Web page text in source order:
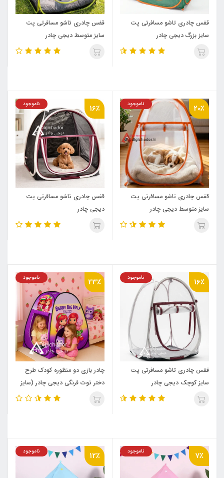
قفس چادری تاشو مسافرتی پت
سایز بزرگ دیجی چادر
قفس چادری تاشو مسافرتی پت
سایز متوسط دیجی چادر
20٪ ناموجود
قفس چادری تاشو مسافرتی پت
سایز متوسط دیجی چادر
16٪ ناموجود
قفس چادری تاشو مسافرتی پت
دیجی چادر
16٪ ناموجود
قفس چادری تاشو مسافرتی پت
سایز کوچک دیجی چادر
23٪ ناموجود
چادر بازی دو منظوره کودک طرح
دختر توت فرنگی دیجی چادر (سایز
کوچک)
7٪ ناموجود 12٪ ناموجود